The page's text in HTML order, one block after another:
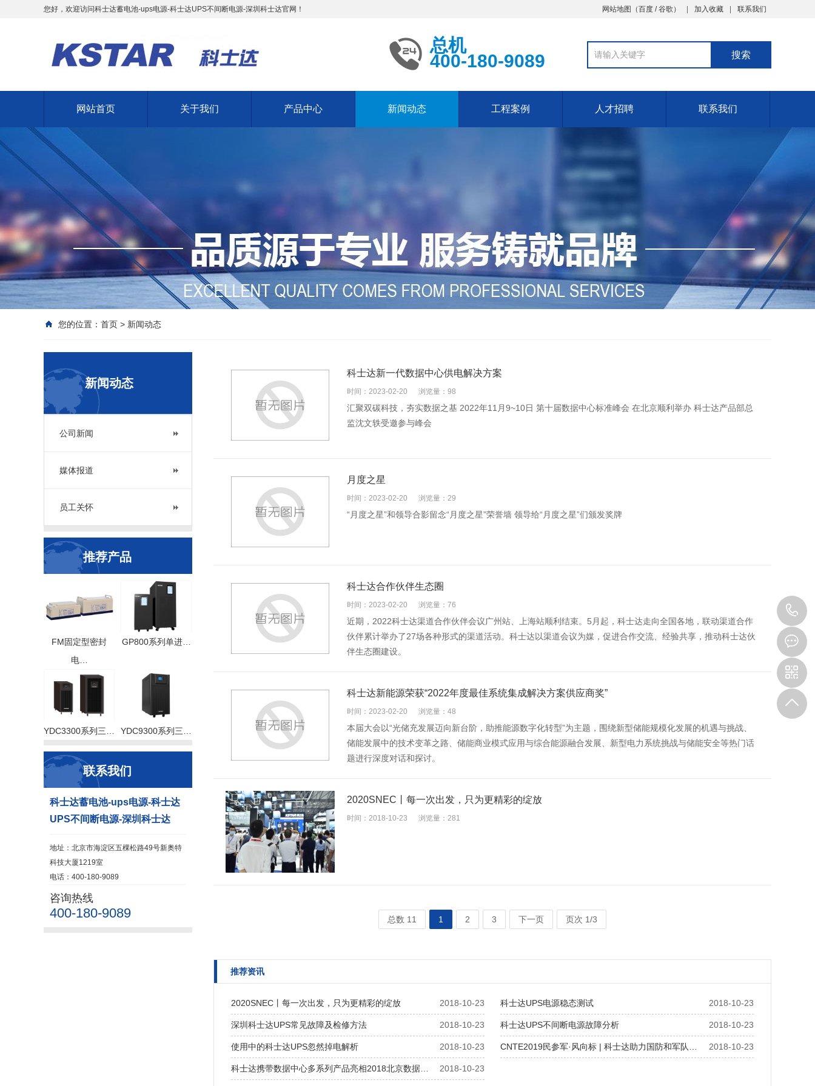
您好，欢迎访问科士达蓄电池-ups电源-科士达UPS不间断电源-深圳科士达官网！ 网站地图（百度 /谷歌 ） 加入收藏 联系我们
总机
400-180-9089
网站首页 关于我们 产品中心 新闻动态 工程案例 人才招聘 联系我们
您的位置： 首页 > 新闻动态
新闻动态
公司新闻
媒体报道
员工关怀
推荐产品
FM固定型密封
电…
GP800系列单进…
YDC3300系列三… YDC9300系列三…
联系我们
科士达蓄电池-ups电源-科士达
UPS不间断电源-深圳科士达
地址：北京市海淀区五棵松路49号新奥特
科技大厦1219室
电话：400-180-9089
咨询热线
400-180-9089
科士达新一代数据中心供电解决方案
时间：2023-02-20 浏览量：98
汇聚双碳科技，夯实数据之基 2022年11月9~10日 第十届数据中心标准峰会 在北京顺利举办 科士达产品部总
监沈文轶受邀参与峰会
月度之星
时间：2023-02-20 浏览量：29
“月度之星”和领导合影留念“月度之星”荣誉墙 领导给“月度之星”们颁发奖牌
科士达合作伙伴生态圈
时间：2023-02-20 浏览量：76
近期，2022科士达渠道合作伙伴会议广州站、上海站顺利结束。5月起，科士达走向全国各地，联动渠道合作
伙伴累计举办了27场各种形式的渠道活动。科士达以渠道会议为媒，促进合作交流、经验共享，推动科士达伙
伴生态圈建设。
科士达新能源荣获“2022年度最佳系统集成解决方案供应商奖”
时间：2023-02-20 浏览量：48
本届大会以“光储充发展迈向新台阶，助推能源数字化转型”为主题，围绕新型储能规模化发展的机遇与挑战、
储能发展中的技术变革之路、储能商业模式应用与综合能源融合发展、新型电力系统挑战与储能安全等热门话
题进行深度对话和探讨。
2020SNEC丨每一次出发，只为更精彩的绽放
时间：2018-10-23 浏览量：281
总数 11 1 2 3 下一页 页次 1/3
推荐资讯
2018-10-23
2020SNEC丨每一次出发，只为更精彩的绽放 2018-10-23
科士达UPS电源稳态测试
2018-10-23
深圳科士达UPS常见故障及检修方法 2018-10-23
科士达UPS不间断电源故障分析
2018-10-23
使用中的科士达UPS忽然掉电解析 2018-10-23
CNTE2019民参军·风向标 | 科士达助力国防和军队…
2018-10-23
科士达携带数据中心多系列产品亮相2018北京数据…